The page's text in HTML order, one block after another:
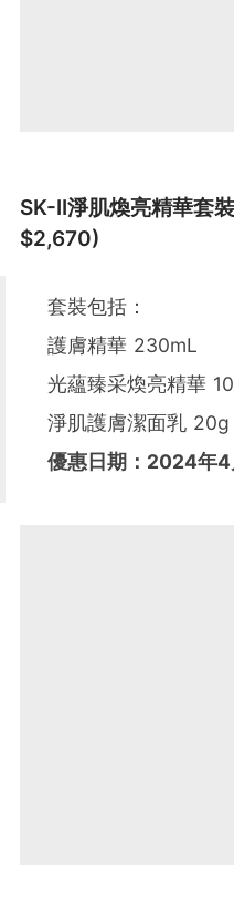
SK-II淨肌煥亮精華套
$2,670)
套裝包括：
護膚精華 230mL
光蘊臻采煥亮精華
淨肌護膚潔面乳
優惠日期：2024年